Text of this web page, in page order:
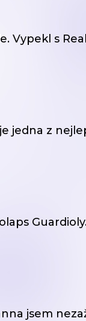
Vypekl s
jedna z
jsem